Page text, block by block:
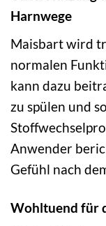
Harnwege
Maisbart wird
normalen
kann dazu
zu spülen und
Anwender
Gefühl nach
Wohltuend für